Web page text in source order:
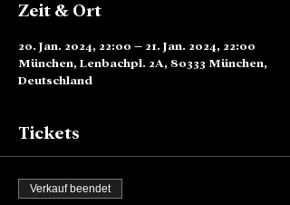
Zeit & Ort
20. Jan. 2024, 22:00 – 21. Jan. 2024, 22:00
München, Lenbachpl. 2A, 80333 München,
Deutschland
Tickets
Verkauf beendet